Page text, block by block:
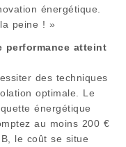
énergétique.
peine ! »
performance atteint
des techniques
optimale. Le
énergétique
au moins 200 €
le coût se situe